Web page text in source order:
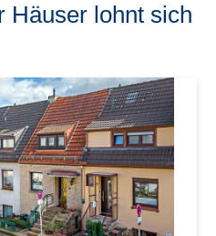
Häuser lohnt sich